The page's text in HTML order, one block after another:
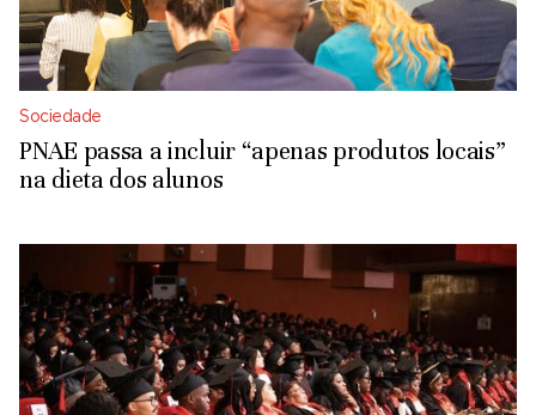
Sociedade
PNAE passa a incluir “apenas produtos locais”
na dieta dos alunos